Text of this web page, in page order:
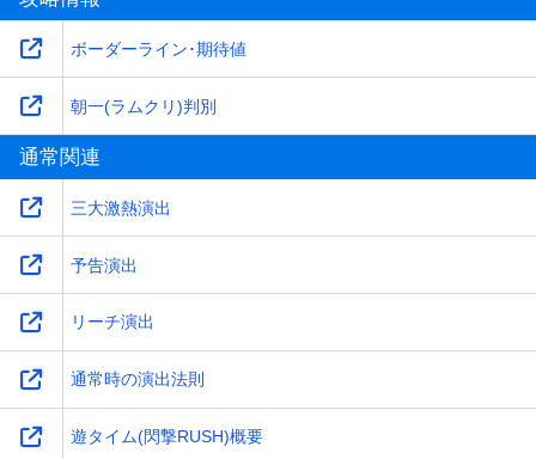
ボーダーライン･期待値
朝一(ラムクリ)判別
通常関連
三大激熱演出
予告演出
リーチ演出
通常時の演出法則
遊タイム(閃撃RUSH)概要